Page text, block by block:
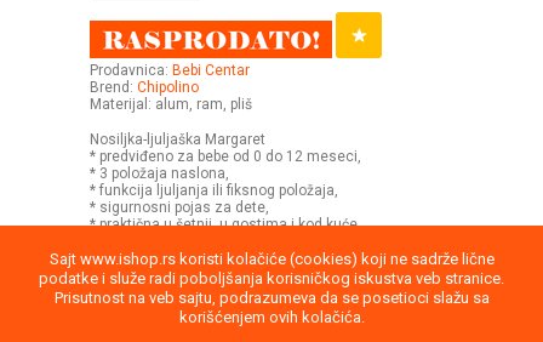
Sajt www.ishop.rs koristi kolačiće (cookies) koji ne sadrže lične
podatke i služe radi poboljšanja korisničkog iskustva veb stranice.
Prisutnost na veb sajtu, podrazumeva da se posetioci slažu sa
korišćenjem ovih kolačića.
Prodavnica: Bebi Centar
Brend: Chipolino
Materijal: alum, ram, pliš
Nosiljka-ljuljaška Margaret
* predviđeno za bebe od 0 do 12 meseci,
* 3 položaja naslona,
* funkcija ljuljanja ili fiksnog položaja,
* sigurnosni pojas za dete,
* praktična u šetnji, u gostima i kod kuće.